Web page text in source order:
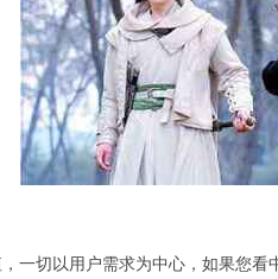
一切以用户需求为中心，如果您